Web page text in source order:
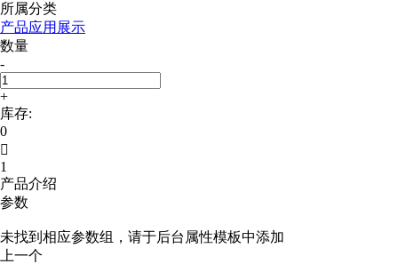
所属分类
产品应用展示
数量
-
+
库存:
0

1
产品介绍
参数
未找到相应参数组，请于后台属性模板中添加
上一个